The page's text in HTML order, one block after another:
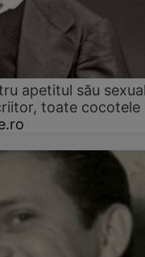
apetitul său
toate cocotele